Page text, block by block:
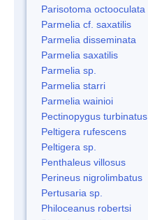
Parisotoma octooculata
Parmelia cf. saxatilis
Parmelia disseminata
Parmelia saxatilis
Parmelia sp.
Parmelia starri
Parmelia wainioi
Pectinopygus turbinatus
Peltigera rufescens
Peltigera sp.
Penthaleus villosus
Perineus nigrolimbatus
Pertusaria sp.
Philoceanus robertsi